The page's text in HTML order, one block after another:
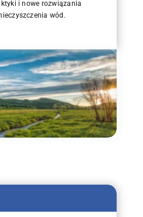
i nowe rozwiązania
wód.